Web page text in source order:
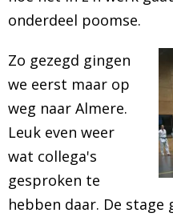
onderdeel poomse.
Zo gezegd gingen
we eerst maar op
weg naar Almere.
Leuk even weer
wat collega's
gesproken te
hebben daar. De